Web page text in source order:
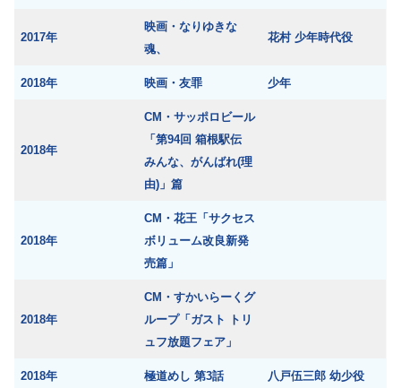
2017年
映画・なりゆきな
魂、
花村 少年時代役
2018年 映画・友罪 少年
2018年
CM・サッポロビール
「第94回 箱根駅伝
みんな、がんばれ(理
由)」篇
2018年
CM・花王「サクセス
ボリューム改良新発
売篇」
2018年
CM・すかいらーくグ
ループ「ガスト トリ
ュフ放題フェア」
2018年 極道めし 第3話 八戸伍三郎 幼少役